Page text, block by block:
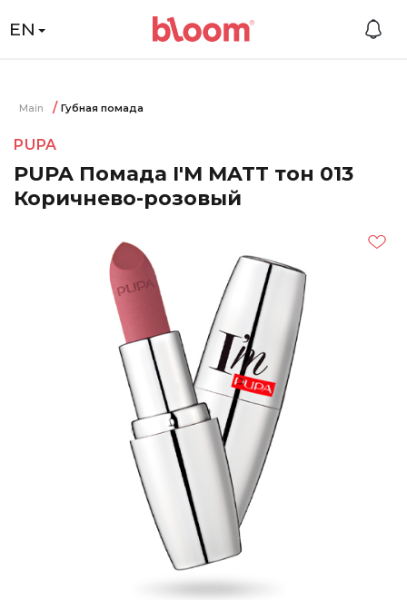
EN
Main Губная помада
PUPA
PUPA Помада I'M MATT тон 013
Коричнево-розовый